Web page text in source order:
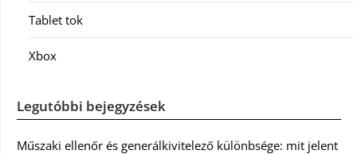
Tablet tok
Xbox
Legutóbbi bejegyzések
Műszaki ellenőr és generálkivitelező különbsége: mit jelent